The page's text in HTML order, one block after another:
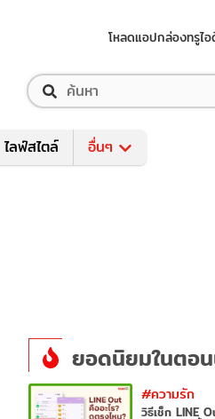
โหลดแอปกล่องทรูไ
ไลฟ์สไตล์ อื่นๆ
ยอดนิยมในตอ
#ความรัก
วิธีเช็ก LINE